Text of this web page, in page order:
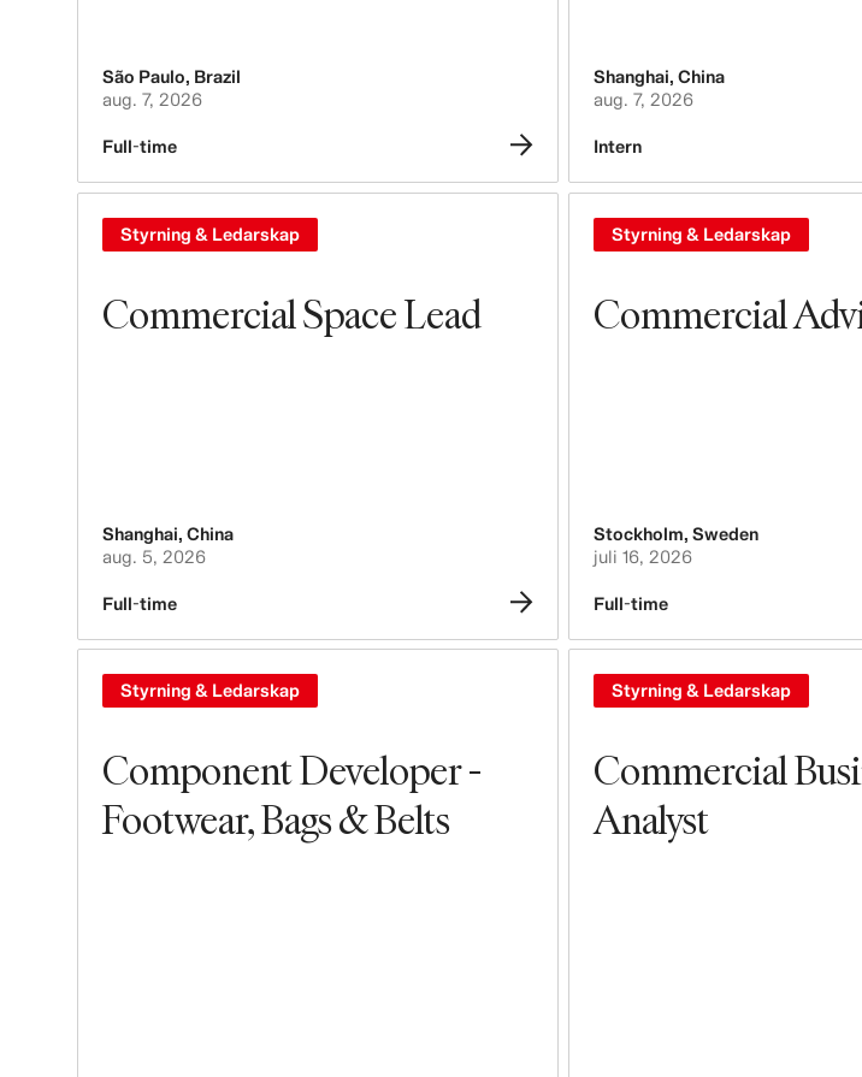
Marknadsföring &
Inköp & Upphandling
Logistik
Design &
Inkludering & Mångfald
São Paulo, Brazil
aug. 7, 2026
Full-time
Shanghai, China
aug. 7, 2026
Intern
Commercial Space Lead
Styrning & Ledarskap
Shanghai, China
aug. 5, 2026
Full-time
Commercial
Styrning & Ledarskap
Stockholm, Sweden
juli 16, 2026
Full-time
Component Developer -
Footwear, Bags & Belts
Styrning & Ledarskap
Commercial
Analyst
Styrning & Ledarskap